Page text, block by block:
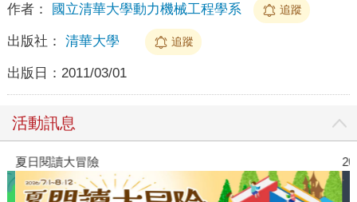
作者： 國立清華大學動力機械工程學系 追蹤
出版社： 清華大學 追蹤
出版日： 2011/03/01
活動訊息
夏日閱讀大冒險